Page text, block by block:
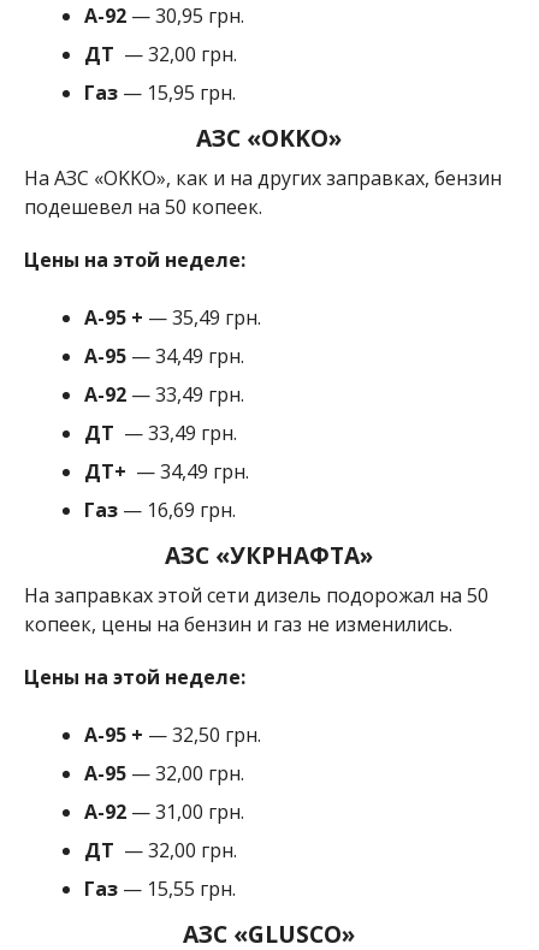
A-92— 30,95 грн.
ДТ — 32,00 грн.
Газ— 15,95 грн.
АЗС «OKKO»
На АЗС «OKKO», как и на других заправках, бензин
подешевел на 50 копеек.
Цены на этой неделе:
А-95 + — 35,49 грн.
A-95— 34,49 грн.
A-92— 33,49 грн.
ДТ — 33,49 грн.
ДТ+ — 34,49 грн.
Газ— 16,69 грн.
АЗС «УКРНАФТА»
На заправках этой сети дизель подорожал на 50
копеек, цены на бензин и газ не изменились.
Цены на этой неделе:
А-95 + — 32,50 грн.
A-95— 32,00 грн.
A-92— 31,00 грн.
ДТ — 32,00 грн.
Газ— 15,55 грн.
АЗС «GLUSCO»